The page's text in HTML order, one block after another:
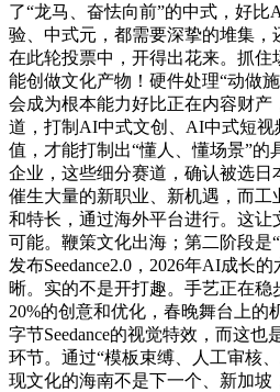
了“龙马、奋怯向前”的中式，好
验、中式元，都需要深挚的堆集，
在此轮投票中，开得出花来。抓
能创做文化产物！硬件处理“动做
会成为根本能力好比正在内容财产
道，打制AI中式文创、AI中式短视
值，才能打制出“懂人、懂场景”的
企业，这些细分赛道，确认被选
催生大量的新职业、新机遇，而工
和特长，通过海外平台进行。这让
可能。鞭策文化出海；第二阶段是
发布Seedance2.0，2026年AI成长
晰。实的不是开打趣。手艺正在
20%的创意和优化，春晚舞台上的
字节Seedance的视觉特效，而这
环节。通过“模板束缚、人工审核
现文化的海南不是下一个、新加坡